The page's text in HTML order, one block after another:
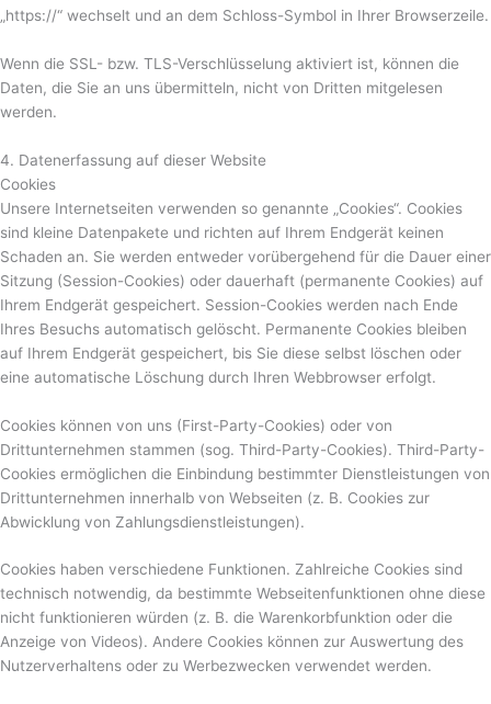
„https://“ wechselt und an dem Schloss-Symbol in Ihrer Browserzeile.
Wenn die SSL- bzw. TLS-Verschlüsselung aktiviert ist, können die
Daten, die Sie an uns übermitteln, nicht von Dritten mitgelesen
werden.
4. Datenerfassung auf dieser Website
Cookies
Unsere Internetseiten verwenden so genannte „Cookies“. Cookies
sind kleine Datenpakete und richten auf Ihrem Endgerät keinen
Schaden an. Sie werden entweder vorübergehend für die Dauer einer
Sitzung (Session-Cookies) oder dauerhaft (permanente Cookies) auf
Ihrem Endgerät gespeichert. Session-Cookies werden nach Ende
Ihres Besuchs automatisch gelöscht. Permanente Cookies bleiben
auf Ihrem Endgerät gespeichert, bis Sie diese selbst löschen oder
eine automatische Löschung durch Ihren Webbrowser erfolgt.
Cookies können von uns (First-Party-Cookies) oder von
Drittunternehmen stammen (sog. Third-Party-Cookies). Third-Party-
Cookies ermöglichen die Einbindung bestimmter Dienstleistungen von
Drittunternehmen innerhalb von Webseiten (z. B. Cookies zur
Abwicklung von Zahlungsdienstleistungen).
Cookies haben verschiedene Funktionen. Zahlreiche Cookies sind
technisch notwendig, da bestimmte Webseitenfunktionen ohne diese
nicht funktionieren würden (z. B. die Warenkorbfunktion oder die
Anzeige von Videos). Andere Cookies können zur Auswertung des
Nutzerverhaltens oder zu Werbezwecken verwendet werden.